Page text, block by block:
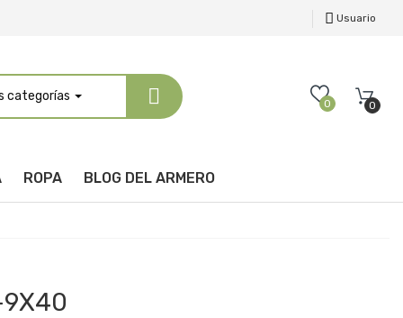
Usuario
categorías
0 0
ROPA BLOG DEL ARMERO
9X40